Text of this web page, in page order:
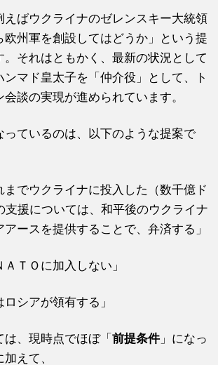
えばウクライナのゼレンスキー大統領
欧州軍を創設してはどうか」という提
。それはともかく、最新の状況として
ンマド皇太子を「仲介役」として、ト
談の実現が進められています。
っているのは、以下のような提案で
までウクライナに投入した（数千億ド
支援については、和平後のウクライナ
ースを提供することで、弁済する」
ＡＴＯに加入しない」
ロシアが領有する」
は、現時点でほぼ「前提条件 」になっ
えて、